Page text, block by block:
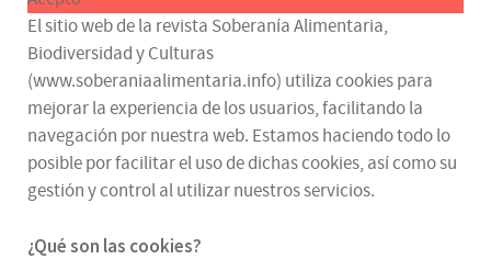
El sitio web de la revista Soberanía Alimentaria,
Biodiversidad y Culturas
(www.soberaniaalimentaria.info) utiliza cookies para
mejorar la experiencia de los usuarios, facilitando la
navegación por nuestra web. Estamos haciendo todo lo
posible por facilitar el uso de dichas cookies, así como su
gestión y control al utilizar nuestros servicios.
¿Qué son las cookies?